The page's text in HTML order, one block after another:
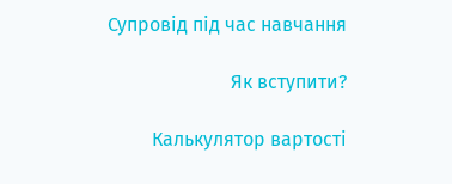
Супровід під час навчання
Як вступити?
Калькулятор вартості